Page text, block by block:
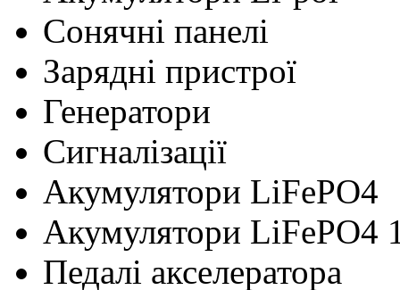
Сонячні панелі
Зарядні пристрої
Генератори
Сигналізації
Акумулятори LiFePO4
Акумулятори LiFePO4
Педалі акселератора